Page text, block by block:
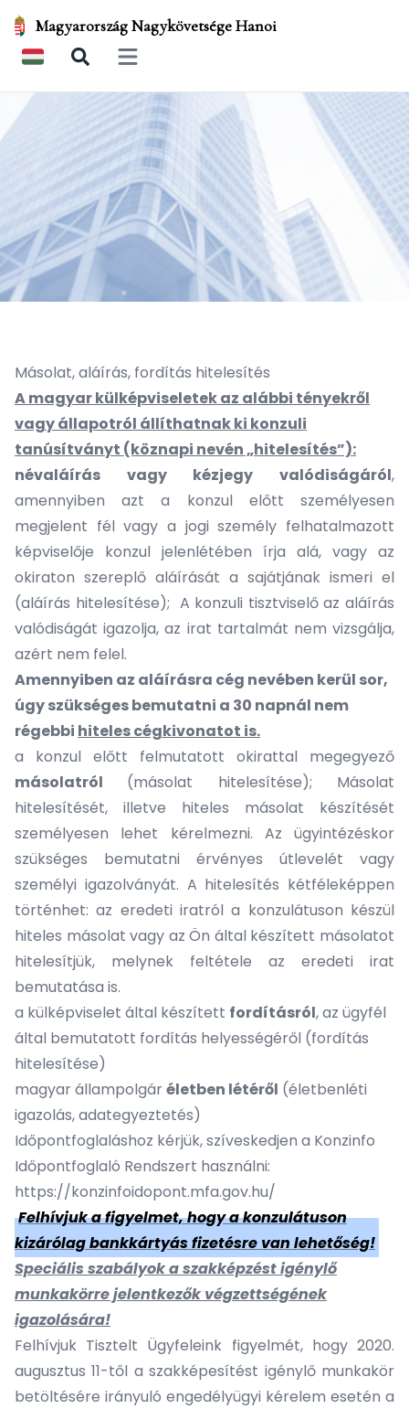
Magyarország Nagykövetsége Hanoi
Open main menu
Másolat, aláírás, fordítás hitelesítés
A magyar külképviseletek az alábbi tényekről
vagy állapotról állíthatnak ki konzuli
tanúsítványt (köznapi nevén „hitelesítés”):
névaláírás vagy kézjegy valódiságáról,
amennyiben azt a konzul előtt személyesen
megjelent fél vagy a jogi személy felhatalmazott
képviselője konzul jelenlétében írja alá, vagy az
okiraton szereplő aláírását a sajátjának ismeri el
(aláírás hitelesítése); A konzuli tisztviselő az aláírás
valódiságát igazolja, az irat tartalmát nem vizsgálja,
azért nem felel.
Amennyiben az aláírásra cég nevében kerül sor,
úgy szükséges bemutatni a 30 napnál nem
régebbi hiteles cégkivonatot is.
a konzul előtt felmutatott okirattal megegyező
másolatról (másolat hitelesítése); Másolat
hitelesítését, illetve hiteles másolat készítését
személyesen lehet kérelmezni. Az ügyintézéskor
szükséges bemutatni érvényes útlevelét vagy
személyi igazolványát. A hitelesítés kétféleképpen
történhet: az eredeti iratról a konzulátuson készül
hiteles másolat vagy az Ön által készített másolatot
hitelesítjük, melynek feltétele az eredeti irat
bemutatása is.
a külképviselet által készített fordításról, az ügyfél
által bemutatott fordítás helyességéről (fordítás
hitelesítése)
magyar állampolgáréletben létéről (életbenléti
igazolás, adategyeztetés)
Időpontfoglaláshoz kérjük, szíveskedjen a Konzinfo
Időpontfoglaló Rendszert használni:
https://konzinfoidopont.mfa.gov.hu/
Felhívjuk a figyelmet, hogy a konzulátuson
kizárólag bankkártyás fizetésre van lehetőség!
Speciális szabályok a szakképzést igénylő
munkakörre jelentkezők végzettségének
igazolására!
Felhívjuk Tisztelt Ügyfeleink figyelmét, hogy 2020.
augusztus 11-től a szakképesítést igénylő munkakör
betöltésére irányuló engedélyügyi kérelem esetén a